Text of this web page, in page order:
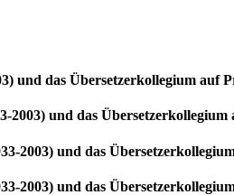
und das Übersetzerkollegium auf
2003) und das Übersetzerkollegium
2003) und das
2003) und das